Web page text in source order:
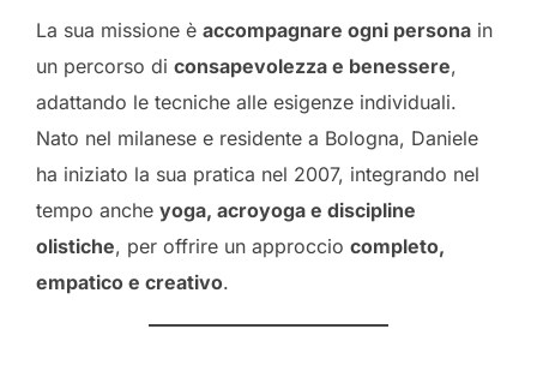
La sua missione è accompagnare ogni persona in
un percorso di consapevolezza e benessere,
adattando le tecniche alle esigenze individuali.
Nato nel milanese e residente a Bologna, Daniele
ha iniziato la sua pratica nel 2007, integrando nel
tempo anche yoga, acroyoga e discipline
olistiche, per offrire un approccio completo,
empatico e creativo.